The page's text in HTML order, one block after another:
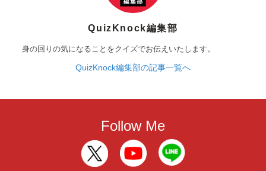
QuizKnock編集部
身の回りの気になることをクイズでお伝えいたします。
QuizKnock編集部の記事一覧へ
Follow Me